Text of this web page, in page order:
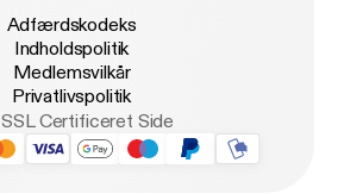
Adfærdskodeks
Indholdspolitik
Medlemsvilkår
Privatlivspolitik
SSL Certificeret Side